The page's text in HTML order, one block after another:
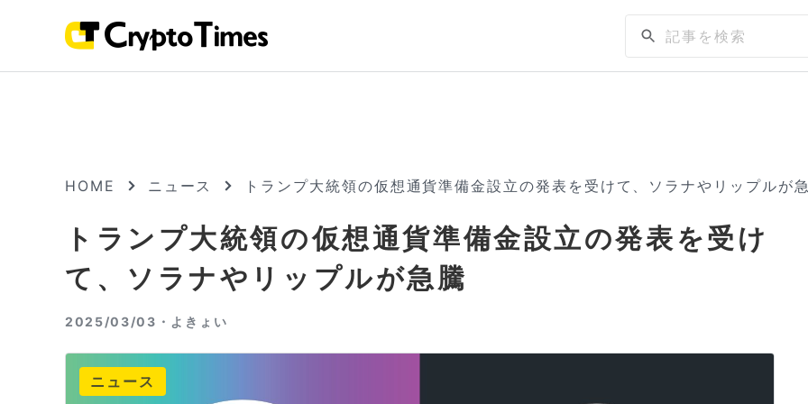
HOME ニュース トランプ大統領の仮想通貨準備金設立の発表を受けて、ソラナやリップルが
トランプ大統領の仮想通貨準備金設立の発表を受け
て、ソラナやリップルが急騰
2025/03/03・ よきょい
ニュース